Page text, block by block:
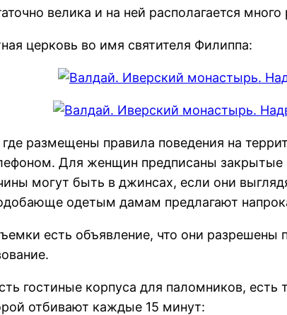
велика и на ней располагается
церковь во имя святителя Филиппа:
размещены правила поведения на
Для женщин предписаны
могут быть в джинсах, если они
одетым дамам предлагают
есть объявление, что они разрешены
гостиные корпуса для паломников, есть
отбивают каждые 15 минут: